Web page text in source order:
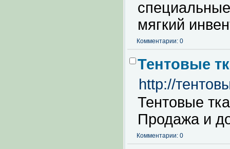
мягкий
Комментарии: 0
Тентовые
http://
Тентовые
Продажа и
Комментарии: 0